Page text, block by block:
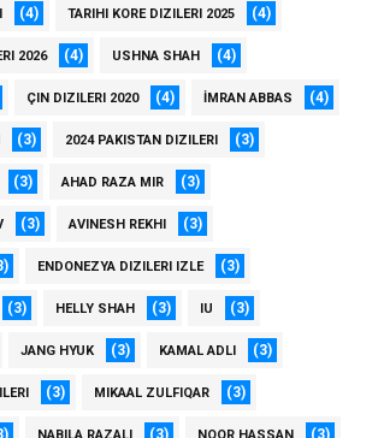
(4) TARIHI KORE DIZILERI 2025 (4)
2026 (4) USHNA SHAH (4)
ÇIN DIZILERI 2020 (4) İMRAN ABBAS (4)
(3) 2024 PAKISTAN DIZILERI (3)
(3) AHAD RAZA MIR (3)
(3) AVINESH REKHI (3)
ENDONEZYA DIZILERI IZLE (3)
(3) HELLY SHAH (3) IU (3)
JANG HYUK (3) KAMAL ADLI (3)
(3) MIKAAL ZULFIQAR (3)
(3) (3)